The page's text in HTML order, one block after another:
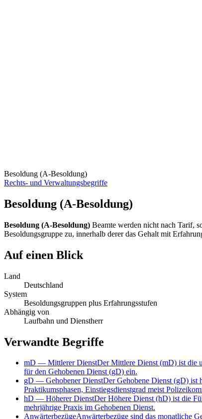
Besoldung (A-Besoldung)
Rechts- und Verwaltungsbegriffe
Besoldung (A-Besoldung)
Besoldung (A-Besoldung) Beamte werden nicht nach Tarif,
Besoldungsgruppe zu, innerhalb derer das Gehalt mit
Auf einen Blick
Land
Deutschland
System
Besoldungsgruppen plus Erfahrungsstufen
Abhängig von
Laufbahn und Dienstherr
Verwandte Begriffe
mD — Mittlerer DienstDer Mittlere Dienst (mD) ist die
für den Gehobenen Dienst (gD) ein.
gD — Gehobener DienstDer Gehobene Dienst (gD) ist
Praktikumsphasen, Einstiegsdienstgrad meist
hD — Höherer DienstDer Höhere Dienst (hD) ist die
mehrjährige Praxis im Gehobenen Dienst.
AnwärterbezügeAnwärterbezüge sind das monatliche